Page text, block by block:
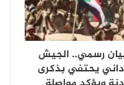
رسمي.. الجيش
يحتفي بذكرى